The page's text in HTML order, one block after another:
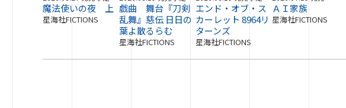
魔法使いの夜 上
星海社FICTIONS
戯曲 舞台『刀剣
乱舞』慈伝 日日の
葉よ散るらむ
星海社FICTIONS
エンド・オブ・ス
カーレット 8964リ
ターンズ
星海社FICTIONS
ＡＩ家族
星海社FICTIONS